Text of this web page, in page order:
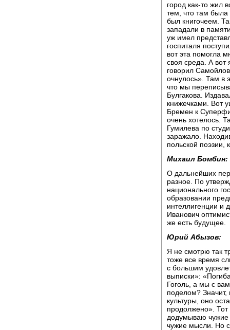
город как-то жил
тем, что там была
был книгочеем.
западали в
уж имел
госпиталя
вот эта помогла
своя среда. А вот
говорил
очнулось». Там в
что мы
Булгакова.
книжечками. Вот
Бремен к
очень хотелось.
Гумилева по
заражало.
польской поэзии,
Михаил Бомбин:
О дальнейших
разное. По
национального
образовании
интеллигенции и
Иванович
же есть будущее.
Юрий Абызов:
Я не смотрю так
тоже все время
с большим
выписки»:
Гоголь, а мы с
поделом? Значит,
культуры, оно
продолжено». Тот
додумываю чужие
чужие мысли. Но